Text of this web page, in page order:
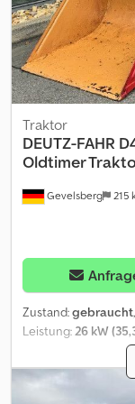
Gevelsberg 215
Traktor
DEUTZ-FAHR
Oldtimer
Zustand:gebraucht
Leistung:26 kW
Traktor * Trecker *
* Gesamtmaße:
Leergewicht: ca.